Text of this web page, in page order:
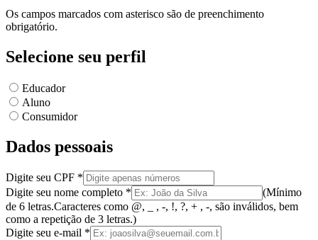
Os campos marcados com asterisco são de preenchimento
obrigatório.
Selecione seu perfil
Educador
Aluno
Consumidor
Dados pessoais
Digite seu CPF *
Digite seu nome completo * (Mínimo
de 6 letras.Caracteres como @, _ , -, !, ?, + , -, são inválidos, bem
como a repetição de 3 letras.)
Digite seu e-mail *